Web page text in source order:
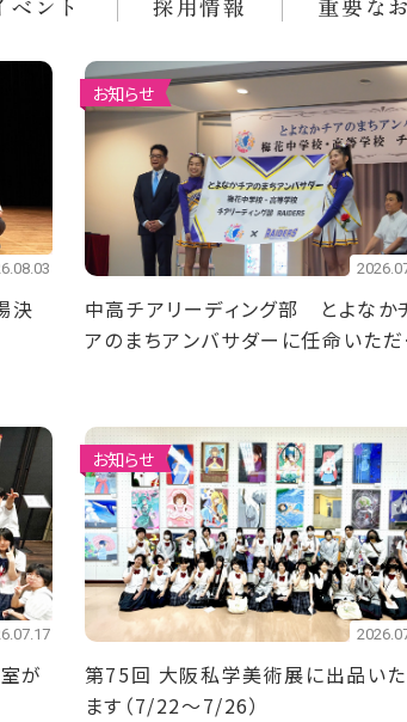
決
お知らせ
中高チアリーディング部 ​とよなか
アのまちアンバサダーに任命いただ
が
お知らせ
第75回 大阪私学美術展に出品いた
ます（7/22～7/26）